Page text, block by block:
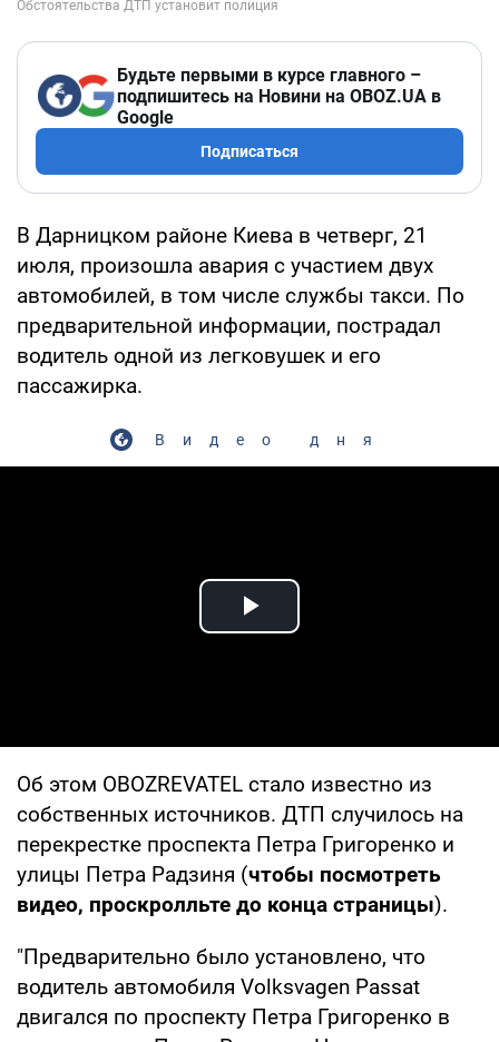
Будьте первыми в курсе главного –
подпишитесь на Новини на OBOZ.UA в
Google
Подписаться
В Дарницком районе Киева в четверг, 21
июля, произошла авария с участием двух
автомобилей, в том числе службы такси. По
предварительной информации, пострадал
водитель одной из легковушек и его
пассажирка.
Видео дня
Play Video
Об этом OBOZREVATEL стало известно из
собственных источников. ДТП случилось на
перекрестке проспекта Петра Григоренко и
улицы Петра Радзиня (чтобы посмотреть
видео, проскролльте до конца страницы).
"Предварительно было установлено, что
водитель автомобиля Volksvagen Passat
двигался по проспекту Петра Григоренко в